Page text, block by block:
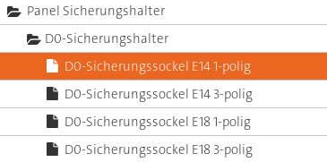
Panel Sicherungshalter
D0-Sicherungshalter
D0-Sicherungssockel E14 1-polig
D0-Sicherungssockel E14 3-polig
D0-Sicherungssockel E18 1-polig
D0-Sicherungssockel E18 3-polig